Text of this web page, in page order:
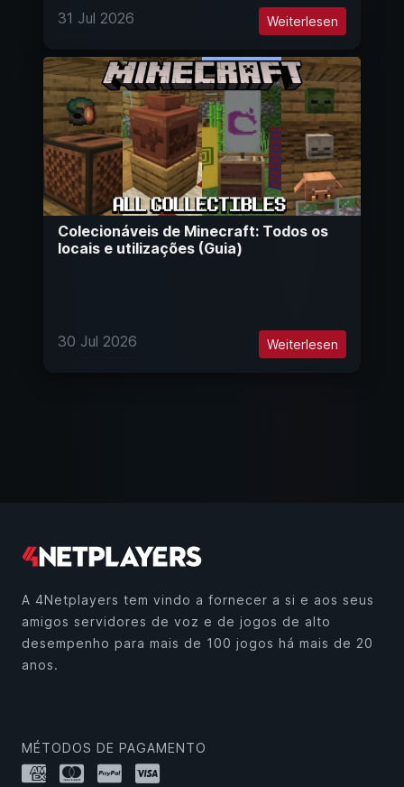
31 Jul 2026 Weiterlesen
Colecionáveis de Minecraft: Todos os
locais e utilizações (Guia)
30 Jul 2026 Weiterlesen
A 4Netplayers tem vindo a fornecer a si e aos seus
amigos servidores de voz e de jogos de alto
desempenho para mais de 100 jogos há mais de 20
anos.
MÉTODOS DE PAGAMENTO